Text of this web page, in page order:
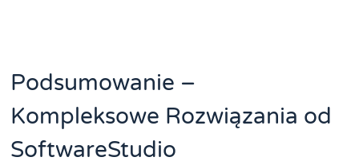
Podsumowanie –
Kompleksowe Rozwiązania od
SoftwareStudio